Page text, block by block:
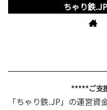
ちゃり鉄
*****ご支
「ちゃり鉄.JP」の運営